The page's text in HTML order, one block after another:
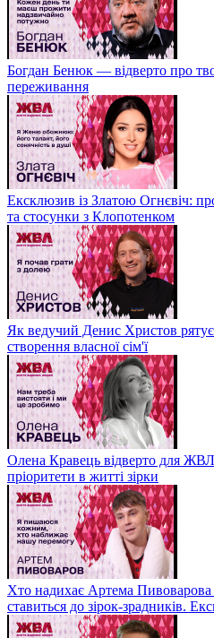
Богдан Бенюк — відверто про
переживання
Ексклюзив із Златою Огнєвіч:
та стосунки з Клопотенком
Як ведучий Денис Христов
створення власної сім'ї
Олена Кравець відверто для
пріоритети в житті зірки
Хто надихає Артема Пивоварова
ставиться до зірок-зрадників.